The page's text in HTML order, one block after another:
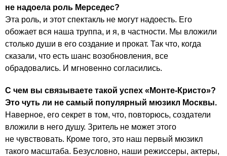
не надоела роль Мерседес?
Эта роль, и этот спектакль не могут надоесть. Его
обожает вся наша труппа, и я, в частности. Мы вложили
столько души в его создание и прокат. Так что, когда
сказали, что есть шанс возобновления, все
обрадовались. И мгновенно согласились.
С чем вы связываете такой успех «Монте-Кристо»?
Это чуть ли не самый популярный мюзикл Москвы.
Наверное, его секрет в том, что, повторюсь, создатели
вложили в него душу. Зритель не может этого
не чувствовать. Кроме того, это наш первый мюзикл
такого масштаба. Безусловно, наши режиссеры, актеры,